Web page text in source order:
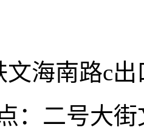
海南路c出
：二号大